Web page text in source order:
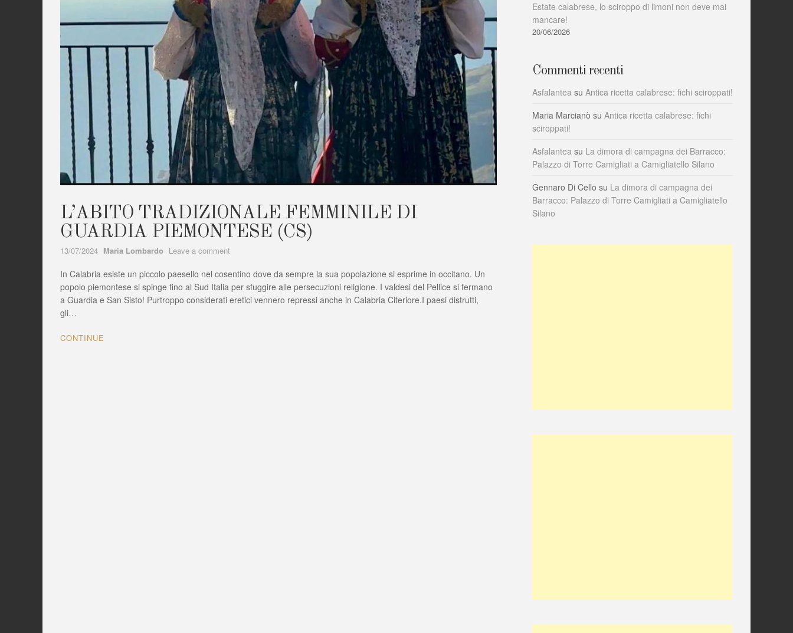
L’ABITO TRADIZIONALE FEMMINILE DI
GUARDIA PIEMONTESE (CS)
13/07/2024 Author
Maria Lombardo Leave a comment
TRADIZIONALE
FEMMINILE
DI
In Calabria esiste un piccolo paesello nel cosentino dove da sempre la sua popolazione si esprime in occitano. Un
popolo piemontese si spinge fino al Sud Italia per sfuggire alle persecuzioni religione. I valdesi del Pellice si fermano
a Guardia e San Sisto! Purtroppo considerati eretici vennero repressi anche in Calabria Citeriore.I paesi distrutti,
gli…
CONTINUE
Estate calabrese, lo sciroppo di limoni non deve mai
mancare!
20/06/2026
Commenti recenti
Asfalantea su Antica ricetta calabrese: fichi sciroppati!
Maria Marcianò su Antica ricetta calabrese: fichi
sciroppati!
Asfalantea su La dimora di campagna dei Barracco:
Palazzo di Torre Camigliati a Camigliatello Silano
Gennaro Di Cello su La dimora di campagna dei
Barracco: Palazzo di Torre Camigliati a Camigliatello
Silano